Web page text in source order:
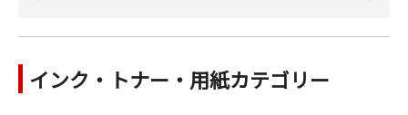
インク・トナー・用紙カテゴリー